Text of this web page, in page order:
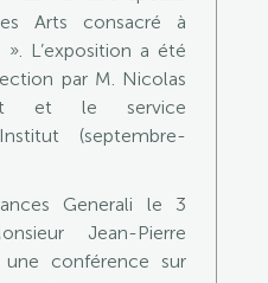
Arts consacré à
L’exposition a été
par M. Nicolas
et le service
(septembre-
Generali le 3
Jean-Pierre
conférence sur